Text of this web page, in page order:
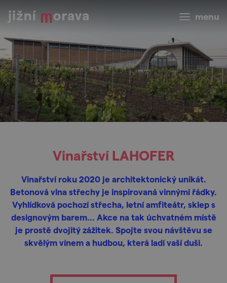
menu
Vinařství LAHOFER
Vinařství roku 2020 je architektonický unikát.
Betonová vlna střechy je inspirovaná vinnými řádky.
Vyhlídková pochozí střecha, letní amfiteátr, sklep s
designovým barem... Akce na tak úchvatném místě
je prostě dvojitý zážitek. Spojte svou návštěvu se
skvělým vínem a hudbou, která ladí vaší duši.